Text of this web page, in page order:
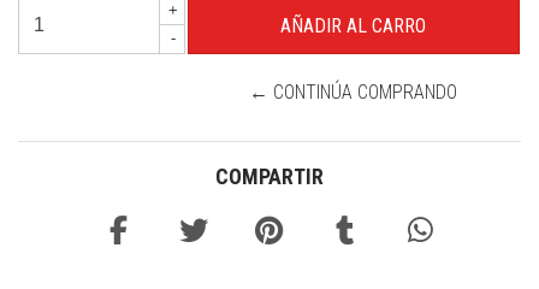
+
-
← CONTINÚA COMPRANDO
COMPARTIR